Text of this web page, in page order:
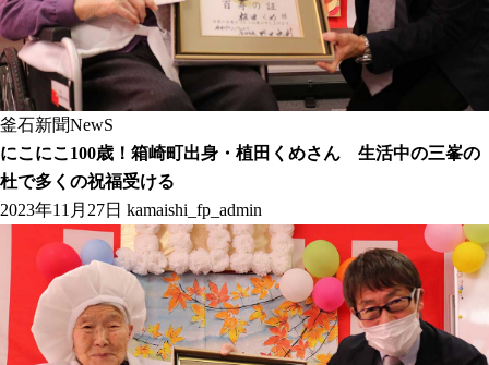
釜石新聞NewS
にこにこ100歳！箱崎町出身・植田くめさん 生活中の三峯の
杜で多くの祝福受ける
2023年11月27日 kamaishi_fp_admin